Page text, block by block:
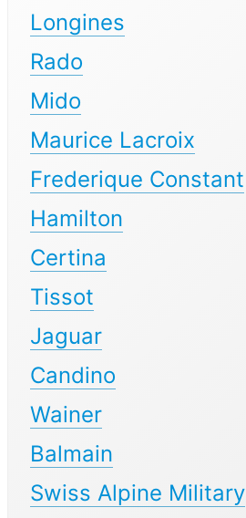
Longines
Rado
Mido
Maurice Lacroix
Frederique Constant
Hamilton
Certina
Tissot
Jaguar
Candino
Wainer
Balmain
Swiss Alpine Military